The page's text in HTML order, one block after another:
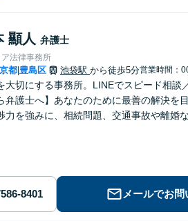
顯人 弁護士
法律事務所
都 豊島区 池袋駅 から徒歩5分営業時間：
大切にする事務所。LINEでスピード相談
弁護士へ】あなたのために最善の解決を
力を強みに、相続問題、交通事故や離婚
メールでお